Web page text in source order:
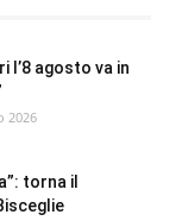
l’8 agosto va in
2026
torna il